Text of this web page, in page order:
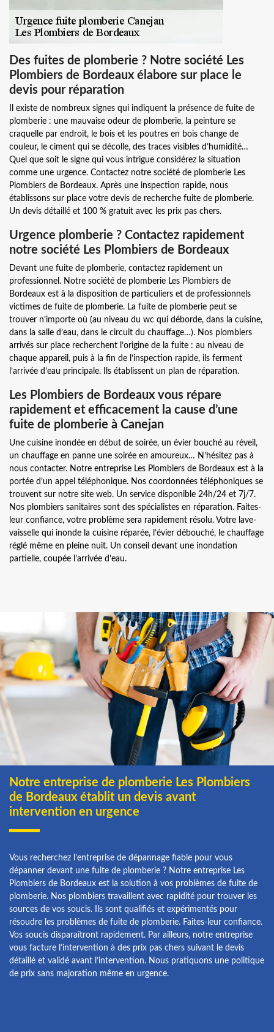
Des fuites de plomberie ? Notre société Les
Plombiers de Bordeaux élabore sur place le
devis pour réparation
Il existe de nombreux signes qui indiquent la présence de fuite de
plomberie : une mauvaise odeur de plomberie, la peinture se
craquelle par endroit, le bois et les poutres en bois change de
couleur, le ciment qui se décolle, des traces visibles d’humidité…
Quel que soit le signe qui vous intrigue considérez la situation
comme une urgence. Contactez notre société de plomberie Les
Plombiers de Bordeaux. Après une inspection rapide, nous
établissons sur place votre devis de recherche fuite de plomberie.
Un devis détaillé et 100 % gratuit avec les prix pas chers.
Urgence plomberie ? Contactez rapidement
notre société Les Plombiers de Bordeaux
Devant une fuite de plomberie, contactez rapidement un
professionnel. Notre société de plomberie Les Plombiers de
Bordeaux est à la disposition de particuliers et de professionnels
victimes de fuite de plomberie. La fuite de plomberie peut se
trouver n’importe où (au niveau du wc qui déborde, dans la cuisine,
dans la salle d’eau, dans le circuit du chauffage…). Nos plombiers
arrivés sur place recherchent l’origine de la fuite : au niveau de
chaque appareil, puis à la fin de l’inspection rapide, ils ferment
l’arrivée d’eau principale. Ils établissent un plan de réparation.
Les Plombiers de Bordeaux vous répare
rapidement et efficacement la cause d’une
fuite de plomberie à Canejan
Une cuisine inondée en début de soirée, un évier bouché au réveil,
un chauffage en panne une soirée en amoureux… N’hésitez pas à
nous contacter. Notre entreprise Les Plombiers de Bordeaux est à la
portée d’un appel téléphonique. Nos coordonnées téléphoniques se
trouvent sur notre site web. Un service disponible 24h/24 et 7j/7.
Nos plombiers sanitaires sont des spécialistes en réparation. Faites-
leur confiance, votre problème sera rapidement résolu. Votre lave-
vaisselle qui inonde la cuisine réparée, l’évier débouché, le chauffage
réglé même en pleine nuit. Un conseil devant une inondation
partielle, coupée l’arrivée d’eau.
Notre entreprise de plomberie Les Plombiers
de Bordeaux établit un devis avant
intervention en urgence
Vous recherchez l’entreprise de dépannage fiable pour vous
dépanner devant une fuite de plomberie ? Notre entreprise Les
Plombiers de Bordeaux est la solution à vos problèmes de fuite de
plomberie. Nos plombiers travaillent avec rapidité pour trouver les
sources de vos soucis. Ils sont qualifiés et expérimentés pour
résoudre les problèmes de fuite de plomberie. Faites-leur confiance.
Vos soucis disparaîtront rapidement. Par ailleurs, notre entreprise
vous facture l’intervention à des prix pas chers suivant le devis
détaillé et validé avant l’intervention. Nous pratiquons une politique
de prix sans majoration même en urgence.